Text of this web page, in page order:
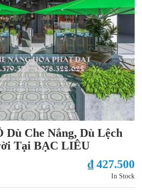
Dù Che Nắng, Dù Lệch
Tại BẠC LIÊU
₫ 427.500
In Stock